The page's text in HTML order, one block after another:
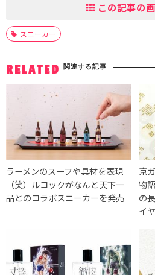
この記事の
スニーカー
RELATED 関連する記事
ラーメンのスープや具材を表現
（笑）ルコックがなんと天下一
品とのコラボスニーカーを発売
京
物
の
イ